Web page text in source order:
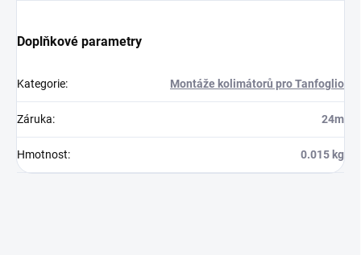
Doplňkové parametry
Kategorie: Montáže kolimátorů pro Tanfoglio
Záruka: 24m
Hmotnost: 0.015 kg